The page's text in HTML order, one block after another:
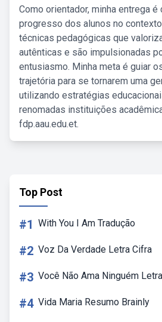
Como orientador, minha entrega é
progresso dos alunos no
técnicas pedagógicas que
autênticas e são impulsionadas
entusiasmo. Minha meta é guiar
trajetória para se tornarem uma
utilizando estratégias
renomadas instituições
fdp.aau.edu.et.
Top Post
#1 With You I Am Tradução
#2 Voz Da Verdade Letra Cifra
#3 Você Não Ama Ninguém
#4 Vida Maria Resumo Brainly